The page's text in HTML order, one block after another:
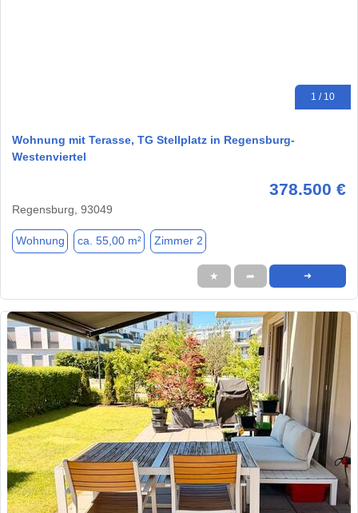
1 / 10
Wohnung mit Terasse, TG Stellplatz in Regensburg-
Westenviertel
378.500 €
Regensburg, 93049
Wohnung ca. 55,00 m² Zimmer 2
★ ➦ ➜